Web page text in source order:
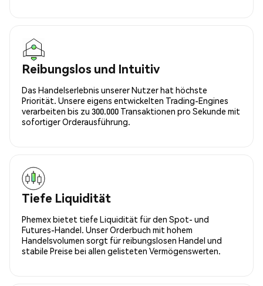
Reibungslos und Intuitiv
Das Handelserlebnis unserer Nutzer hat höchste
Priorität. Unsere eigens entwickelten Trading-Engines
verarbeiten bis zu 300.000 Transaktionen pro Sekunde mit
sofortiger Orderausführung.
Tiefe Liquidität
Phemex bietet tiefe Liquidität für den Spot- und
Futures-Handel. Unser Orderbuch mit hohem
Handelsvolumen sorgt für reibungslosen Handel und
stabile Preise bei allen gelisteten Vermögenswerten.